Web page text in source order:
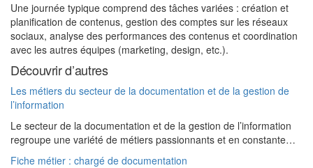
Une journée typique comprend des tâches variées : création et
planification de contenus, gestion des comptes sur les réseaux
sociaux, analyse des performances des contenus et coordination
avec les autres équipes (marketing, design, etc.).
Découvrir d’autres
Les métiers du secteur de la documentation et de la gestion de
l’information
Le secteur de la documentation et de la gestion de l’information
regroupe une variété de métiers passionnants et en constante…
Fiche métier : chargé de documentation